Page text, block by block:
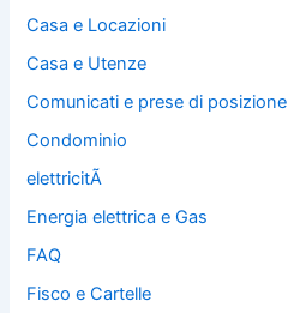
Casa e Locazioni
Casa e Utenze
Comunicati e prese di posizione
Condominio
elettricitÃ
Energia elettrica e Gas
FAQ
Fisco e Cartelle